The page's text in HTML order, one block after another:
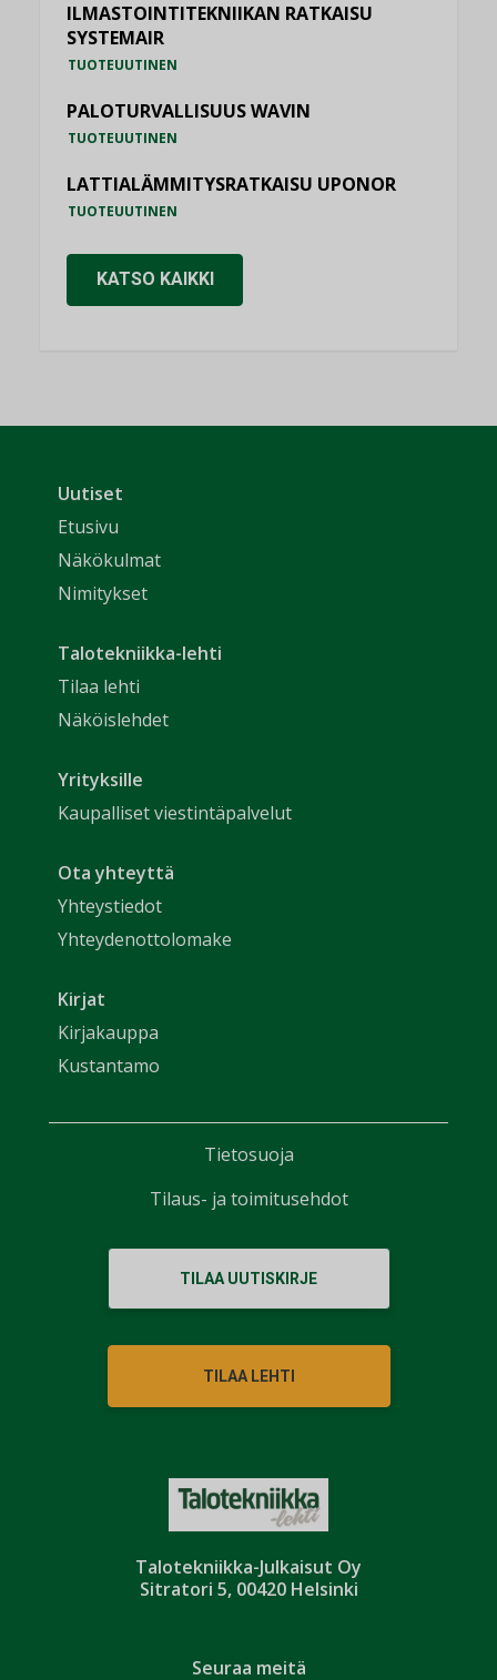
ILMASTOINTITEKNIIKAN RATKAISU
SYSTEMAIR
TUOTEUUTINEN
PALOTURVALLISUUS WAVIN
TUOTEUUTINEN
LATTIALÄMMITYSRATKAISU UPONOR
TUOTEUUTINEN
KATSO KAIKKI
Talotekniikka-Julkaisut Oy
Sitratori 5, 00420 Helsinki
Uutiset
Etusivu
Näkökulmat
Nimitykset
Talotekniikka-lehti
Tilaa lehti
Näköislehdet
Yrityksille
Kaupalliset viestintäpalvelut
Ota yhteyttä
Yhteystiedot
Yhteydenottolomake
Kirjat
Kirjakauppa
Kustantamo
TILAA UUTISKIRJE
TILAA LEHTI
Seuraa meitä
Tietosuoja
Tilaus- ja toimitusehdot